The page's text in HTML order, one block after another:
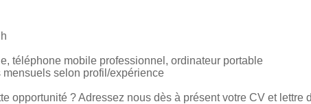
téléphone mobile professionnel, ordinateur portable
selon profil/expérience
opportunité ? Adressez nous dès à présent votre CV et lettre